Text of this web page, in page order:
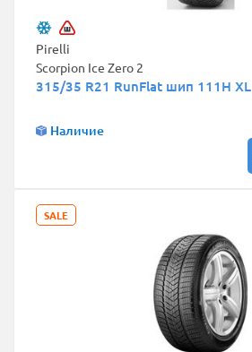
Pirelli
Scorpion Ice Zero 2
315/35 R21 RunFlat шип 111H XL
Наличие
SALE